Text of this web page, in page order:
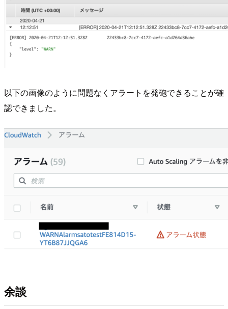
以下の画像のように問題なくアラートを発砲できることが確
認できました。
余談